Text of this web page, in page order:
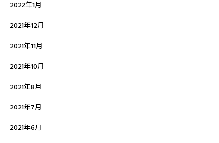
2022年1月
2021年12月
2021年11月
2021年10月
2021年8月
2021年7月
2021年6月